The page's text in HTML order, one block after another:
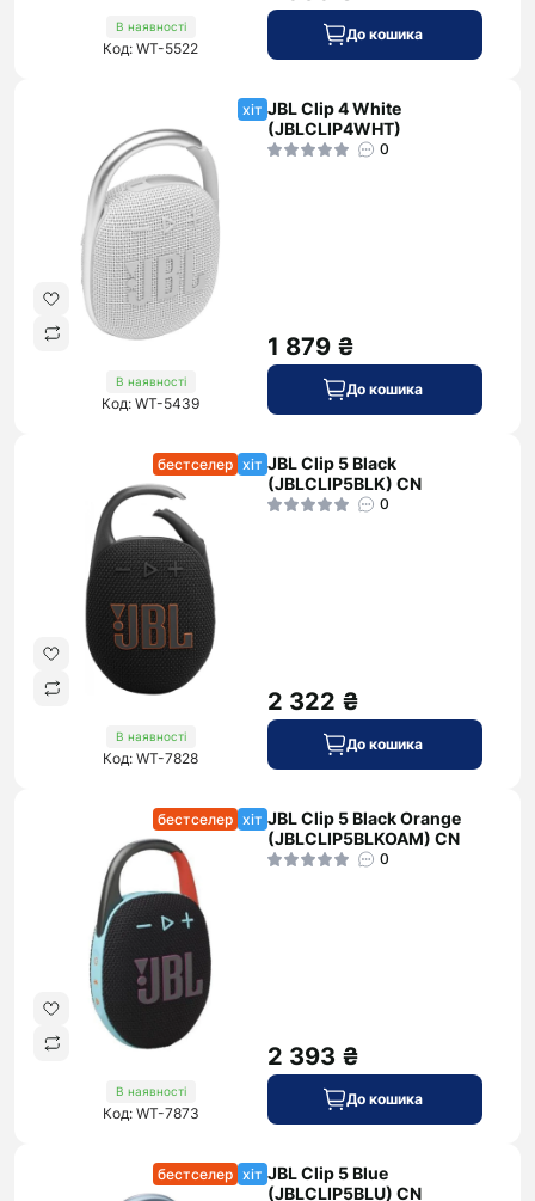
В наявності
Код: WT-5522
До кошика
хіт
В наявності
Код: WT-5439
JBL Clip 4 White
(JBLCLIP4WHT)
0
1 879 ₴
До кошика
бестселер хіт
В наявності
Код: WT-7828
JBL Clip 5 Black
(JBLCLIP5BLK) CN
0
2 322 ₴
До кошика
бестселер хіт
В наявності
Код: WT-7873
JBL Clip 5 Black Orange
(JBLCLIP5BLKOAM) CN
0
2 393 ₴
До кошика
бестселер хіт JBL Clip 5 Blue
(JBLCLIP5BLU) CN